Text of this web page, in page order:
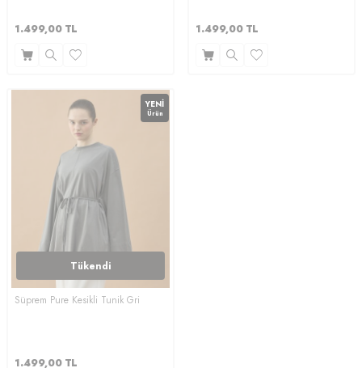
1.499,00 TL 1.499,00 TL
YENI
Ürün
Tükendi
Süprem Pure Kesikli Tunik Gri
1.499,00 TL